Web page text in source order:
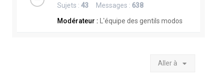
Sujets : 43 Messages : 638
Modérateur :
L'équipe des gentils modos
Aller à